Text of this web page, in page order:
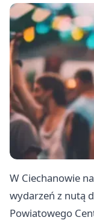
W Ciechanowie
wydarzeń z nutą
Powiatowego